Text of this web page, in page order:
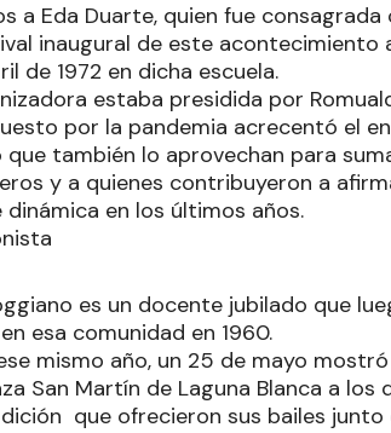
a Eda Duarte, quien fue
inaugural de este
de 1972 en dicha escuela.
estaba presidida por
por la pandemia acrecentó el
también lo aprovechan para
y a quienes contribuyeron a
en los últimos años.
es un docente jubilado que
esa comunidad en 1960.
mismo año, un 25 de mayo
San Martín de Laguna Blanca a los
que ofrecieron sus bailes